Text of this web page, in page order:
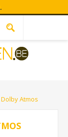
Atmos